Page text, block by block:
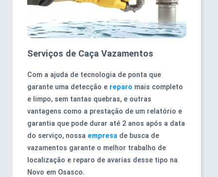
Serviços de Caça Vazamentos
Com a ajuda de tecnologia de ponta que
garante uma detecção e reparo mais completo
e limpo, sem tantas quebras, e outras
vantagens como a prestação de um relatório e
garantia que pode durar até 2 anos após a data
do serviço, nossa empresa de busca de
vazamentos garante o melhor trabalho de
localização e reparo de avarias desse tipo na
Novo em Osasco.